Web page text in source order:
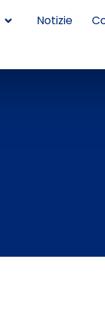
Notizie